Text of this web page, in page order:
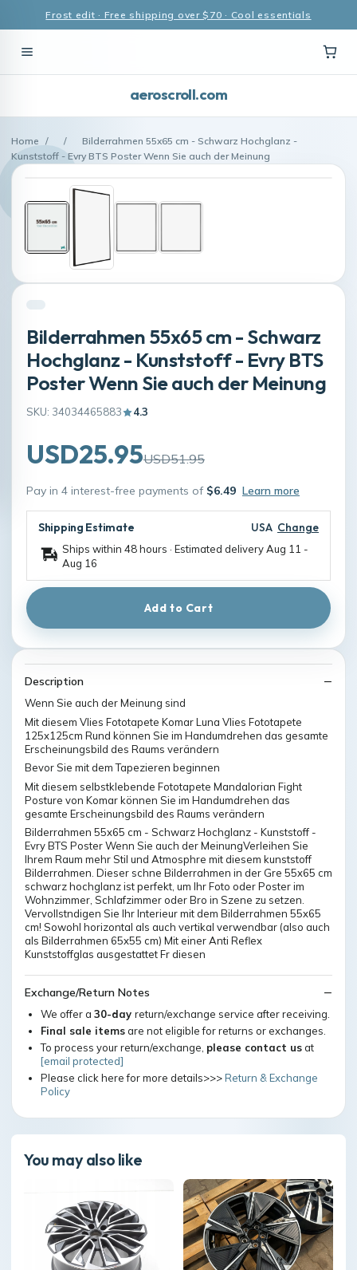
Frost edit · Free shipping over $70 · Cool essentials
aeroscroll.com
Home / /
Bilderrahmen 55x65 cm - Schwarz Hochglanz -
Kunststoff - Evry BTS Poster Wenn Sie auch der Meinung
Bilderrahmen 55x65 cm - Schwarz
Hochglanz - Kunststoff - Evry BTS
Poster Wenn Sie auch der Meinung
SKU: 34034465883 4.3
USD25.95USD51.95
Pay in 4 interest-free payments of $6.49 Learn more
Shipping Estimate USA Change
Ships within 48 hours · Estimated deliveryAug 11 -
Aug 16
Add to Cart
Description
Wenn Sie auch der Meinung sind
Mit diesem Vlies Fototapete Komar Luna Vlies Fototapete
125x125cm Rund können Sie im Handumdrehen das gesamte
Erscheinungsbild des Raums verändern
Bevor Sie mit dem Tapezieren beginnen
Mit diesem selbstklebende Fototapete Mandalorian Fight
Posture von Komar können Sie im Handumdrehen das
gesamte Erscheinungsbild des Raums verändern
Bilderrahmen 55x65 cm - Schwarz Hochglanz - Kunststoff -
Evry BTS Poster Wenn Sie auch der MeinungVerleihen Sie
Ihrem Raum mehr Stil und Atmosphre mit diesem kunststoff
Bilderrahmen. Dieser schne Bilderrahmen in der Gre 55x65 cm
schwarz hochglanz ist perfekt, um Ihr Foto oder Poster im
Wohnzimmer, Schlafzimmer oder Bro in Szene zu setzen.
Vervollstndigen Sie Ihr Interieur mit dem Bilderrahmen 55x65
cm! Sowohl horizontal als auch vertikal verwendbar (also auch
als Bilderrahmen 65x55 cm) Mit einer Anti Reflex
Kunststoffglas ausgestattet Fr diesen
Exchange/Return Notes
We offer a 30-day return/exchange service after receiving.
Final sale itemsare not eligible for returns or exchanges.
To process your return/exchange, please contact usat
[email protected]
Please click here for more details>>>Return & Exchange
Policy
You may also like